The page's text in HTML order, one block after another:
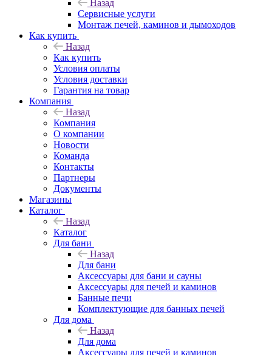
Назад
Сервисные услуги
Монтаж печей, каминов и дымоходов
Как купить
Назад
Как купить
Условия оплаты
Условия доставки
Гарантия на товар
Компания
Назад
Компания
О компании
Новости
Команда
Контакты
Партнеры
Документы
Магазины
Каталог
Назад
Каталог
Для бани
Назад
Для бани
Аксессуары для бани и сауны
Аксессуары для печей и каминов
Банные печи
Комплектующие для банных печей
Для дома
Назад
Для дома
Аксессуары для печей и каминов